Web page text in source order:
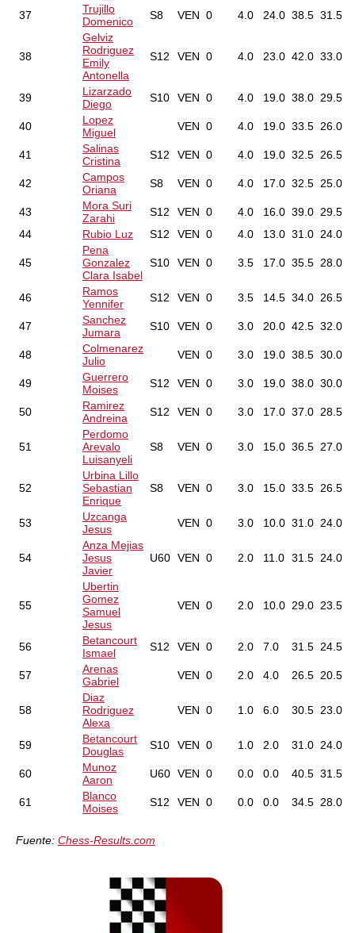
37
Trujillo
Domenico
S8 VEN 0 4.0 24.0 38.5 31.5
38
Gelviz
Rodriguez
Emily
Antonella
S12 VEN 0 4.0 23.0 42.0 33.0
39
Lizarzado
Diego
S10 VEN 0 4.0 19.0 38.0 29.5
40
Lopez
Miguel
VEN 0 4.0 19.0 33.5 26.0
41
Salinas
Cristina
S12 VEN 0 4.0 19.0 32.5 26.5
42
Campos
Oriana
S8 VEN 0 4.0 17.0 32.5 25.0
43
Mora Suri
Zarahi
S12 VEN 0 4.0 16.0 39.0 29.5
44
Rubio Luz S12 VEN 0 4.0 13.0 31.0 24.0
45
Pena
Gonzalez
Clara Isabel
S10 VEN 0 3.5 17.0 35.5 28.0
46
Ramos
Yennifer
S12 VEN 0 3.5 14.5 34.0 26.5
47
Sanchez
Jumara
S10 VEN 0 3.0 20.0 42.5 32.0
48
Colmenarez
Julio
VEN 0 3.0 19.0 38.5 30.0
49
Guerrero
Moises
S12 VEN 0 3.0 19.0 38.0 30.0
50
Ramirez
Andreina
S12 VEN 0 3.0 17.0 37.0 28.5
51
Perdomo
Arevalo
Luisanyeli
S8 VEN 0 3.0 15.0 36.5 27.0
52
Urbina Lillo
Sebastian
Enrique
S8 VEN 0 3.0 15.0 33.5 26.5
53
Uzcanga
Jesus
VEN 0 3.0 10.0 31.0 24.0
54
Anza Mejias
Jesus
Javier
U60 VEN 0 2.0 11.0 31.5 24.0
55
Ubertin
Gomez
Samuel
Jesus
VEN 0 2.0 10.0 29.0 23.5
56
Betancourt
Ismael
S12 VEN 0 2.0 7.0 31.5 24.5
57
Arenas
Gabriel
VEN 0 2.0 4.0 26.5 20.5
58
Diaz
Rodriguez
Alexa
VEN 0 1.0 6.0 30.5 23.0
59
Betancourt
Douglas
S10 VEN 0 1.0 2.0 31.0 24.0
60
Munoz
Aaron
U60 VEN 0 0.0 0.0 40.5 31.5
61
Blanco
Moises
S12 VEN 0 0.0 0.0 34.5 28.0
Fuente: Chess-Results.com